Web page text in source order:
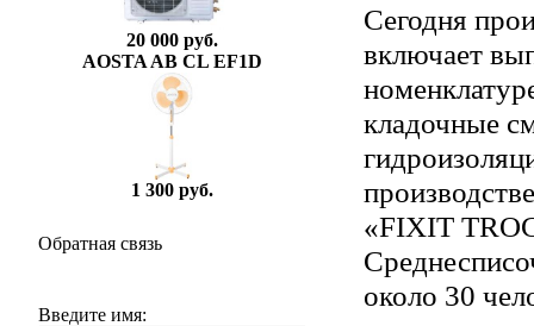
20 000 руб.
AOSTA AB CL EF1D
1 300 руб.
Обратная связь
Введите имя:
Сегодня
включает
кладочные
«FIXIT
около 30